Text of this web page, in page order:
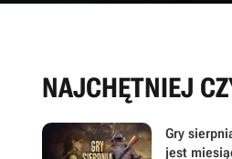
NAJCHĘTNIEJ
Gry
jest